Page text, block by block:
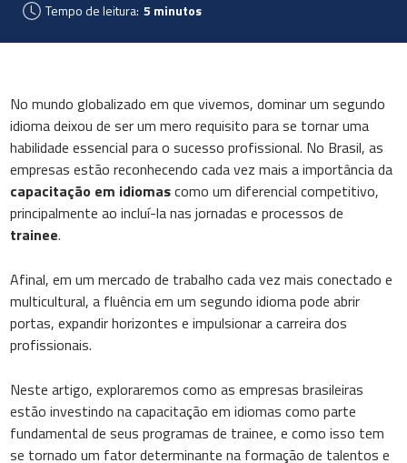
Tempo de leitura: 5 minutos
No mundo globalizado em que vivemos, dominar um segundo
idioma deixou de ser um mero requisito para se tornar uma
habilidade essencial para o sucesso profissional. No Brasil, as
empresas estão reconhecendo cada vez mais a importância da
capacitação em idiomascomo um diferencial competitivo,
principalmente ao incluí-la nas jornadas e processos de
trainee.
Afinal, em um mercado de trabalho cada vez mais conectado e
multicultural, a fluência em um segundo idioma pode abrir
portas, expandir horizontes e impulsionar a carreira dos
profissionais.
Neste artigo, exploraremos como as empresas brasileiras
estão investindo na capacitação em idiomas como parte
fundamental de seus programas de trainee, e como isso tem
se tornado um fator determinante na formação de talentos e